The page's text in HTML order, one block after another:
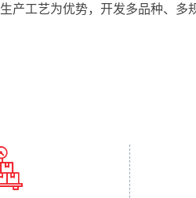
工艺为优势，开发多品种、多